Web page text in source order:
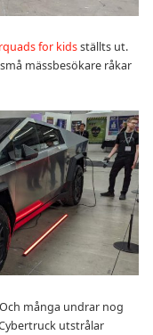
for kidsställts ut.
mässbesökare råkar
många undrar nog
utstrålar